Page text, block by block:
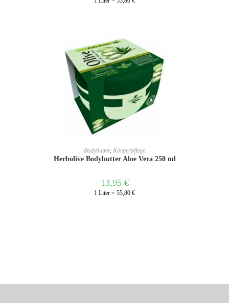
IN DEN WARENKORB
Bodybutter, Körperpflege
Herbolive Bodybutter Aloe Vera 250 ml
13,95 €
1 Liter = 55,80 €